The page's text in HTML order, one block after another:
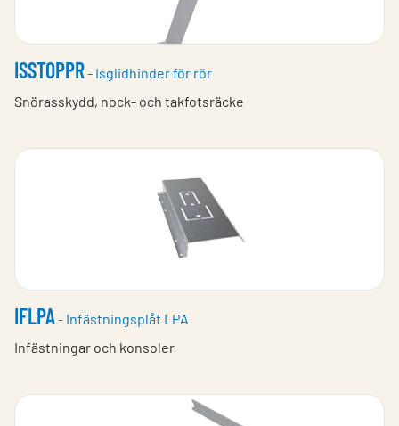
ISSTOPPR- Isglidhinder för rör
Snörasskydd, nock- och takfotsräcke
IFLPA- Infästningsplåt LPA
Infästningar och konsoler